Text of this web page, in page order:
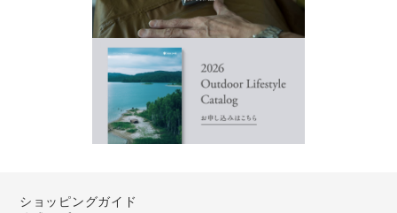
ショッピングガイド